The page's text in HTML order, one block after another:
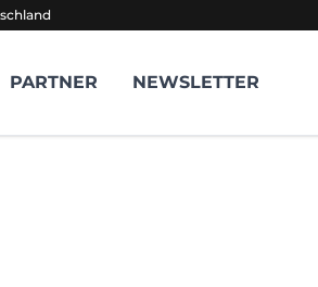
PARTNER NEWSLETTER